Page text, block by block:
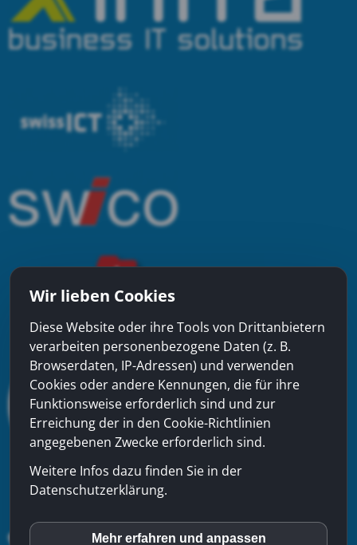
Wir lieben Cookies
Diese Website oder ihre Tools von Drittanbietern
verarbeiten personenbezogene Daten (z. B.
Browserdaten, IP-Adressen) und verwenden
Cookies oder andere Kennungen, die für ihre
Funktionsweise erforderlich sind und zur
Erreichung der in den Cookie-Richtlinien
angegebenen Zwecke erforderlich sind.
Weitere Infos dazu finden Sie in der
Datenschutzerklärung.
Mehr erfahren und anpassen